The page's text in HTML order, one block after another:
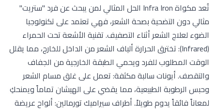
تُعد مكواة Infra Iron الحل المثالي لمن يبحث عن فرد "ستريت"
مثالي دون التضحية بصحة الشعر، فهي تعتمد على تكنولوجيا
الضوء لعلاج الشعر أثناء التصفيف. تقنية الأشعة تحت الحمراء
(Infrared): تخترق الحرارة ألياف الشعر من الداخل للخارج، مما يقلل
الوقت المطلوب للفرد ويحمي الطبقة الخارجية من الجفاف
والتقصف. أيونات سالبة مكثفة: تعمل على غلق مسام الشعر
وحبس الرطوبة الطبيعية، مما يقضي على الهيشان تماماً ويمنحكِ
لمعاناً فائقاً يدوم طويلاً. أطراف سيراميك تورمالين: ألواح عريضة